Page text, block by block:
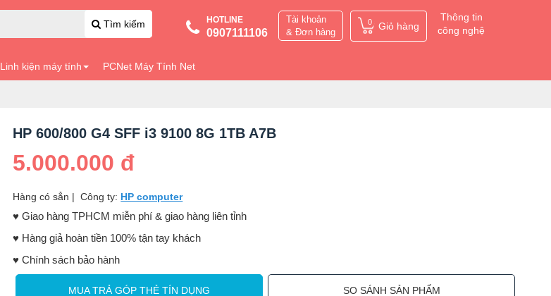
Tìm kiếm HOTLINE
0907111106
Tài khoản
& Đơn hàng
0 Giỏ hàng
Thông tin
công nghệ
Linh kiện máy tính PCNet Máy Tính Net
HP 600/800 G4 SFF i3 9100 8G 1TB A7B
5.000.000 đ
Hàng có sẳn |Công ty: HP computer
♥️ Giao hàng TPHCM miễn phí & giao hàng liên tỉnh
♥️ Hàng giả hoàn tiền 100% tận tay khách
♥️ Chính sách bảo hành
MUA TRẢ GÓP THẺ TÍN DỤNG SO SÁNH SẢN PHẨM